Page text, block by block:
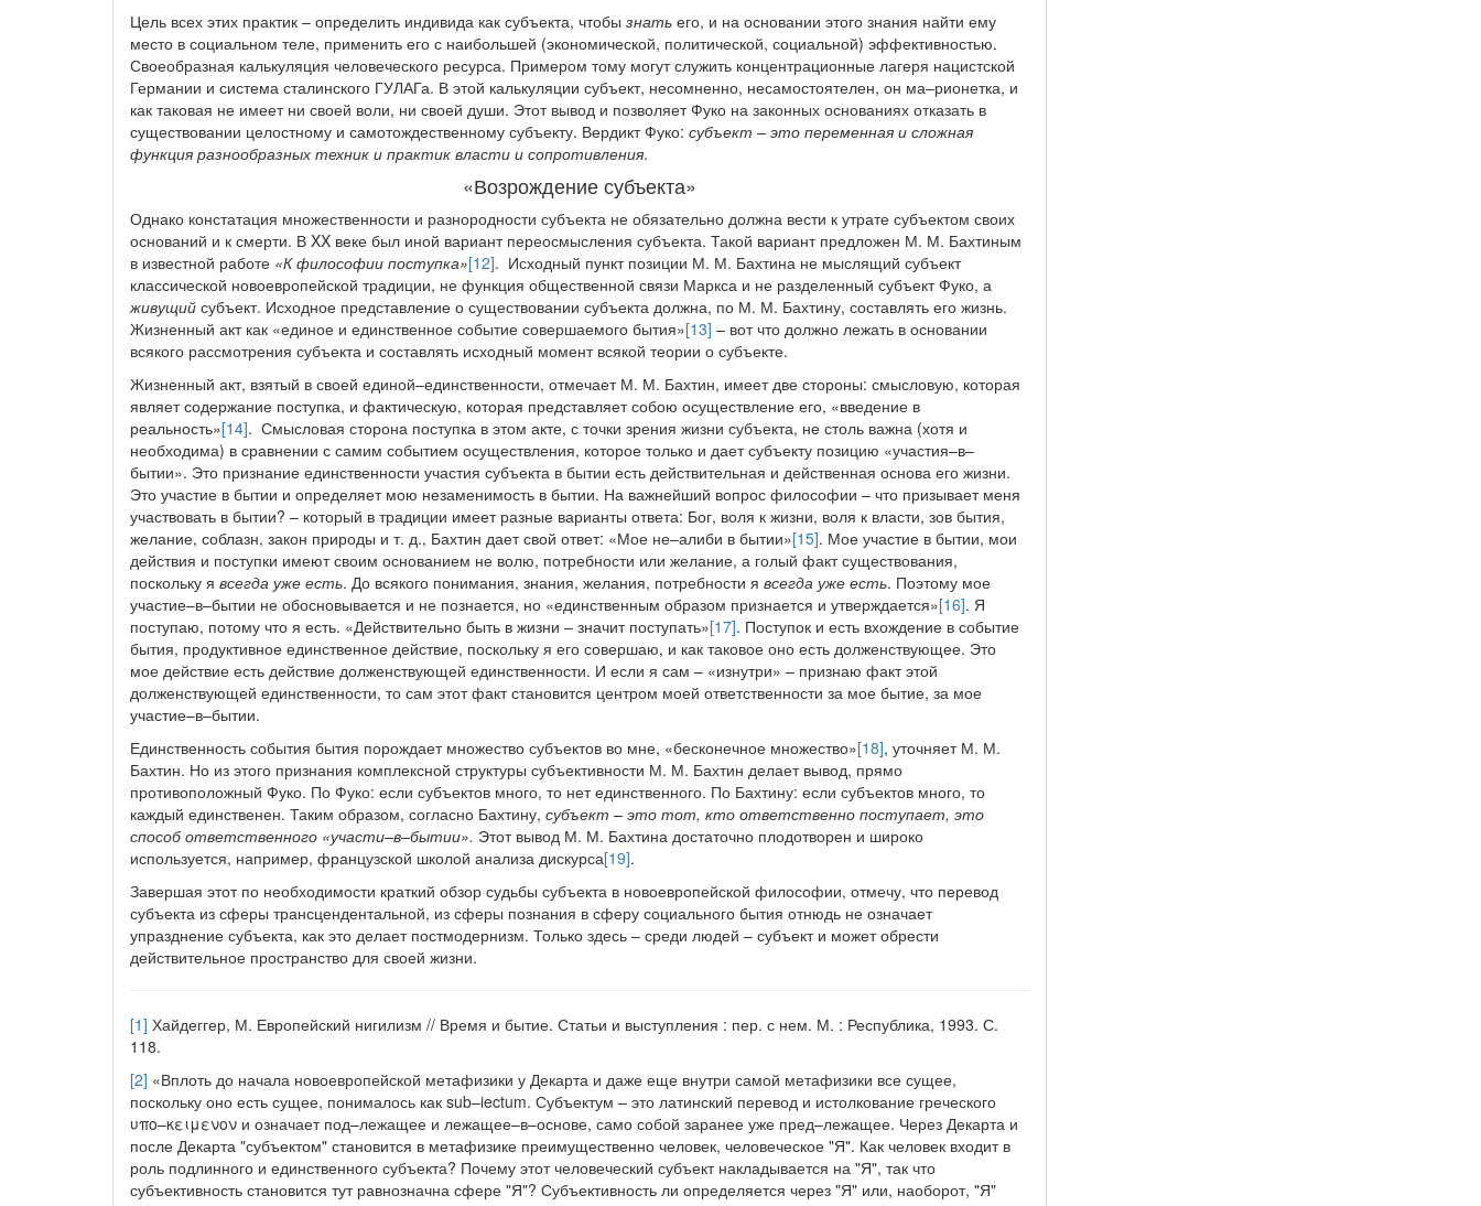
Цель всех этих практик – определить индивида как субъекта, чтобы знать его, и на основании этого знания найти ему
место в социальном теле, применить его с наибольшей (экономической, политической, социальной) эффективностью.
Своеобразная калькуляция человеческого ресурса. Примером тому могут служить концентрационные лагеря нацистской
Германии и система сталинского ГУЛАГа. В этой калькуляции субъект, несомненно, несамостоятелен, он ма–рионетка, и
как таковая не имеет ни своей воли, ни своей души. Этот вывод и позволяет Фуко на законных основаниях отказать в
существовании целостному и самотождественному субъекту. Вердикт Фуко: субъект – это переменная и сложная
функция разнообразных техник и практик власти и сопротивления.
«Возрождение субъекта»
Однако констатация множественности и разнородности субъекта не обязательно должна вести к утрате субъектом своих
оснований и к смерти. В XX веке был иной вариант переосмысления субъекта. Такой вариант предложен М. М. Бахтиным
в известной работе «К философии поступка»[12]. Исходный пункт позиции М. М. Бахтина не мыслящий субъект
классической новоевропейской традиции, не функция общественной связи Маркса и не разделенный субъект Фуко, а
живущий субъект. Исходное представление о существовании субъекта должна, по М. М. Бахтину, составлять его жизнь.
Жизненный акт как «единое и единственное событие совершаемого бытия»[13] – вот что должно лежать в основании
всякого рассмотрения субъекта и составлять исходный момент всякой теории о субъекте.
Жизненный акт, взятый в своей единой–единственности, отмечает М. М. Бахтин, имеет две стороны: смысловую, которая
являет содержание поступка, и фактическую, которая представляет собою осуществление его, «введение в
реальность»[14]. Смысловая сторона поступка в этом акте, с точки зрения жизни субъекта, не столь важна (хотя и
необходима) в сравнении с самим событием осуществления, которое только и дает субъекту позицию «участия–в–
бытии». Это признание единственности участия субъекта в бытии есть действительная и действенная основа его жизни.
Это участие в бытии и определяет мою незаменимость в бытии. На важнейший вопрос философии – что призывает меня
участвовать в бытии? – который в традиции имеет разные варианты ответа: Бог, воля к жизни, воля к власти, зов бытия,
желание, соблазн, закон природы и т. д., Бахтин дает свой ответ: «Мое не–алиби в бытии»[15]. Мое участие в бытии, мои
действия и поступки имеют своим основанием не волю, потребности или желание, а голый факт существования,
поскольку я всегда уже есть. До всякого понимания, знания, желания, потребности я всегда уже есть. Поэтому мое
участие–в–бытии не обосновывается и не познается, но «единственным образом признается и утверждается»[16]. Я
поступаю, потому что я есть. «Действительно быть в жизни – значит поступать»[17]. Поступок и есть вхождение в событие
бытия, продуктивное единственное действие, поскольку я его совершаю, и как таковое оно есть долженствующее. Это
мое действие есть действие долженствующей единственности. И если я сам – «изнутри» – признаю факт этой
долженствующей единственности, то сам этот факт становится центром моей ответственности за мое бытие, за мое
участие–в–бытии.
Единственность события бытия порождает множество субъектов во мне, «бесконечное множество»[18], уточняет М. М.
Бахтин. Но из этого признания комплексной структуры субъективности М. М. Бахтин делает вывод, прямо
противоположный Фуко. По Фуко: если субъектов много, то нет единственного. По Бахтину: если субъектов много, то
каждый единственен. Таким образом, согласно Бахтину, субъект – это тот, кто ответственно поступает, это
способ ответственного «участи–в–бытии». Этот вывод М. М. Бахтина достаточно плодотворен и широко
используется, например, французской школой анализа дискурса[19].
Завершая этот по необходимости краткий обзор судьбы субъекта в новоевропейской философии, отмечу, что перевод
субъекта из сферы трансцендентальной, из сферы познания в сферу социального бытия отнюдь не означает
упразднение субъекта, как это делает постмодернизм. Только здесь – среди людей – субъект и может обрести
действительное пространство для своей жизни.
[1] Хайдеггер, М. Европейский нигилизм // Время и бытие. Статьи и выступления : пер. с нем. М. : Республика, 1993. С.
118.
[2] «Вплоть до начала новоевропейской метафизики у Декарта и даже еще внутри самой метафизики все сущее,
поскольку оно есть сущее, понималось как sub–iectum. Субъектум – это латинский перевод и истолкование греческого
υπο–κειμενον и означает под–лежащее и лежащее–в–основе, само собой заранее уже пред–лежащее. Через Декарта и
после Декарта "субъектом" становится в метафизике преимущественно человек, человеческое "Я". Как человек входит в
роль подлинного и единственного субъекта? Почему этот человеческий субъект накладывается на "Я", так что
субъективность становится тут равнозначна сфере "Я"? Субъективность ли определяется через "Я" или, наоборот, "Я"